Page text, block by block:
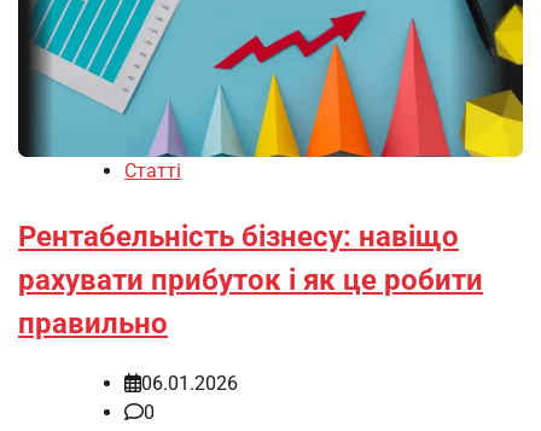
Статті
Рентабельність бізнесу: навіщо
рахувати прибуток і як це робити
правильно
06.01.2026
0